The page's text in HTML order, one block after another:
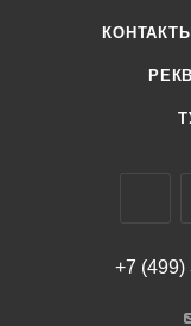
КОНТАКТЫ
+7 (499)